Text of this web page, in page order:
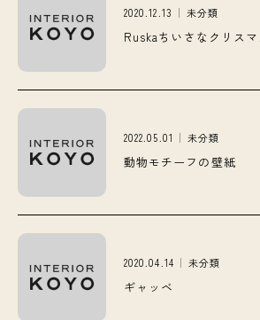
2020.12.13 未分類
Ruskaちいさなクリス
2022.05.01 未分類
動物モチーフの壁紙
2020.04.14 未分類
ギャッベ